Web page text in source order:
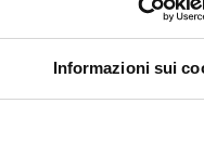
Informazioni sui